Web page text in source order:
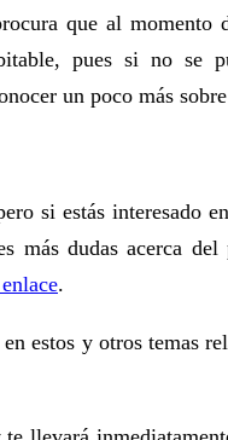
que al momento
pues si no se
un poco más
si estás interesado
dudas acerca del
.
estos y otros temas